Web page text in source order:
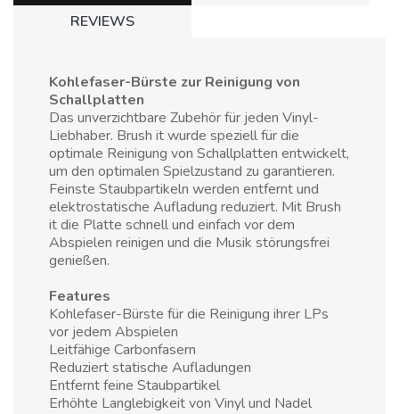
REVIEWS
Kohlefaser-Bürste zur Reinigung von
Schallplatten
Das unverzichtbare Zubehör für jeden Vinyl-
Liebhaber. Brush it wurde speziell für die
optimale Reinigung von Schallplatten entwickelt,
um den optimalen Spielzustand zu garantieren.
Feinste Staubpartikeln werden entfernt und
elektrostatische Aufladung reduziert. Mit Brush
it die Platte schnell und einfach vor dem
Abspielen reinigen und die Musik störungsfrei
genießen.
Features
Kohlefaser-Bürste für die Reinigung ihrer LPs
vor jedem Abspielen
Leitfähige Carbonfasern
Reduziert statische Aufladungen
Entfernt feine Staubpartikel
Erhöhte Langlebigkeit von Vinyl und Nadel